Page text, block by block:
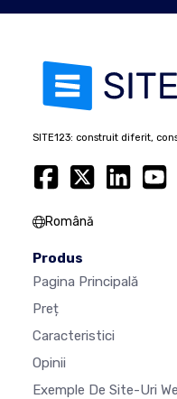
SITE123: construit diferit,
Română
Produs
Pagina Principală
Preț
Caracteristici
Opinii
Exemple De Site-Uri